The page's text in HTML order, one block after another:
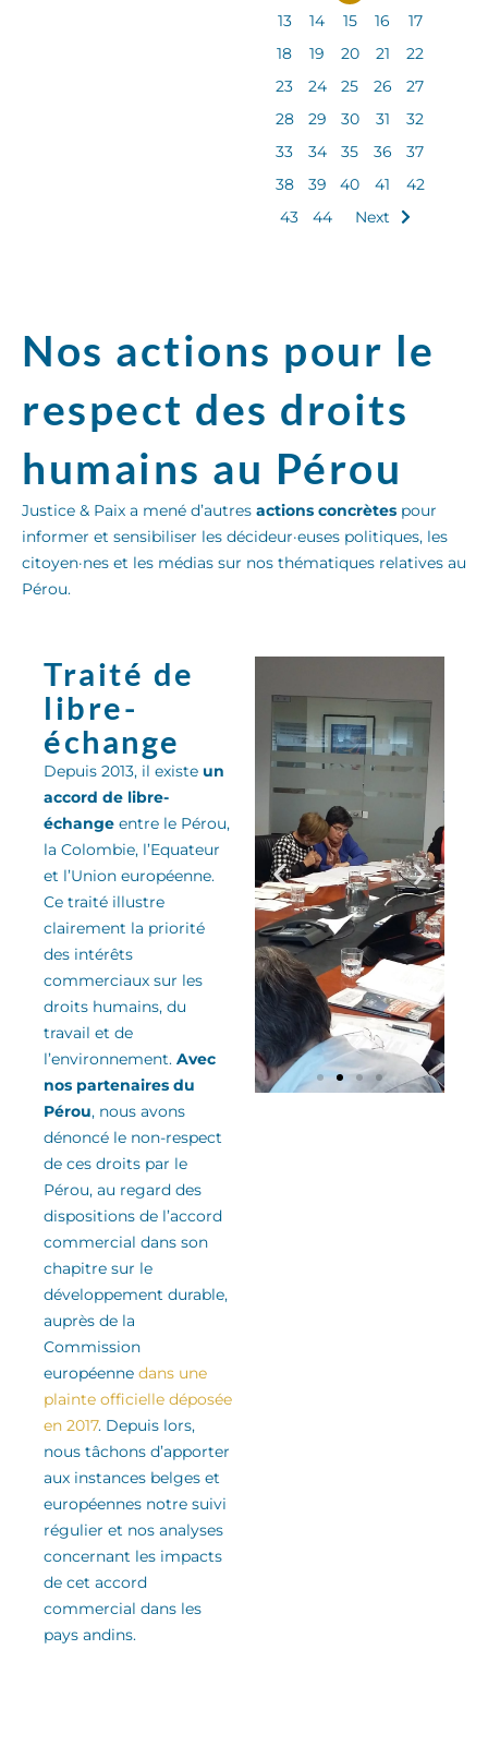
13
14 15 16
17
18
19 20 21
22
23
24 25 26
27
28
29 30 31
32
33
34 35 36
37
38
39 40 41
42
43
44 Next
Nos actions pour le
respect des droits
humains au Pérou
Justice & Paix a mené d’autres actions concrètes pour
informer et sensibiliser les décideur·euses politiques, les
citoyen·nes et les médias sur nos thématiques relatives au
Pérou.
Traité de
libre-
échange
Depuis 2013, il existe un
accord de libre-
échange entre le Pérou,
la Colombie, l’Equateur
et l’Union européenne.
Ce traité illustre
clairement la priorité
des intérêts
commerciaux sur les
droits humains, du
travail et de
l’environnement. Avec
nos partenaires du
Pérou, nous avons
dénoncé le non-respect
de ces droits par le
Pérou, au regard des
dispositions de l’accord
commercial dans son
chapitre sur le
développement durable,
auprès de la
Commission
européenne dans une
plainte officielle déposée
en 2017. Depuis lors,
nous tâchons d’apporter
aux instances belges et
européennes notre suivi
régulier et nos analyses
concernant les impacts
de cet accord
commercial dans les
pays andins.